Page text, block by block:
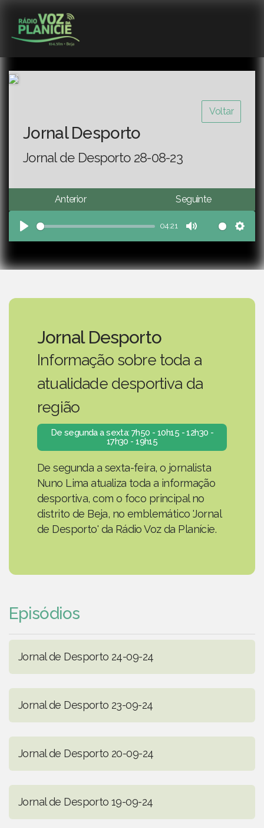
Voltar
Jornal Desporto
Jornal de Desporto 28-08-23
Anterior Seguinte
Play
04:21
Mute
Jornal Desporto
Informação sobre toda a
atualidade desportiva da
região
De segunda a sexta: 7h50 - 10h15 - 12h30 -
17h30 - 19h15
De segunda a sexta-feira, o jornalista
Nuno Lima atualiza toda a informação
desportiva, com o foco principal no
distrito de Beja, no emblemático 'Jornal
de Desporto' da Rádio Voz da Planície.
Episódios
Jornal de Desporto 24-09-24
Jornal de Desporto 23-09-24
Jornal de Desporto 20-09-24
Jornal de Desporto 19-09-24